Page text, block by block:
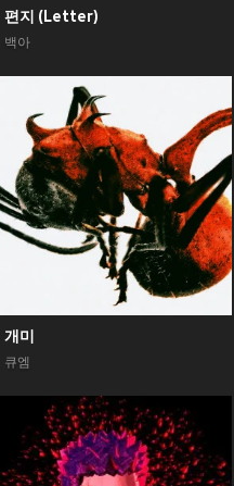
편지 (Letter)
백아
개미
큐엠